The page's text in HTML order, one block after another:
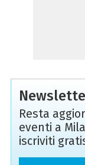
Resta
eventi a
iscriviti